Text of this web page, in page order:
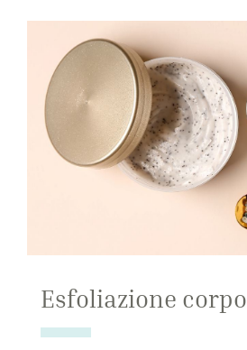
Esfoliazione corpo